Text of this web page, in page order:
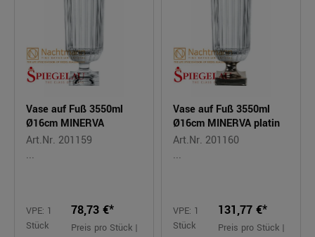
Vase auf Fuß 3550ml
Ø16cm MINERVA
Art.Nr. 201159
...
VPE: 1
Stück
78,73 €*
Preis pro Stück |
Vase auf Fuß 3550ml
Ø16cm MINERVA platin
Art.Nr. 201160
...
VPE: 1
Stück
131,77 €*
Preis pro Stück |